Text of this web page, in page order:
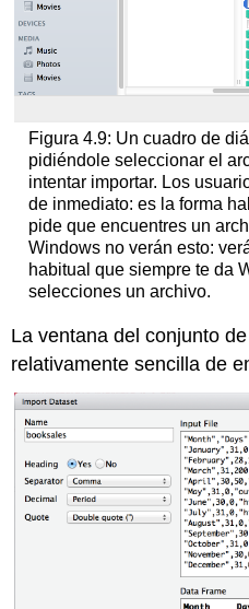
Figura 4.9: Un cuadro de
pidiéndole seleccionar el
intentar importar. Los
de inmediato: es la forma
pide que encuentres un
Windows no verán esto:
habitual que siempre te da
selecciones un archivo.
La ventana del conjunto
relativamente sencilla de